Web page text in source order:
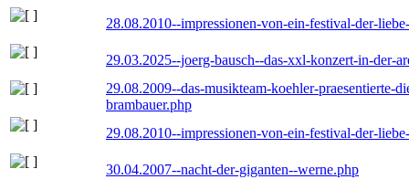
28.08.2010--impressionen-von-ein-festival-der-
29.03.2025--joerg-bausch--das-xxl-konzert-in-der-
29.08.2009--das-musikteam-koehler-praesentierte-
brambauer.php
29.08.2010--impressionen-von-ein-festival-der-
30.04.2007--nacht-der-giganten--werne.php